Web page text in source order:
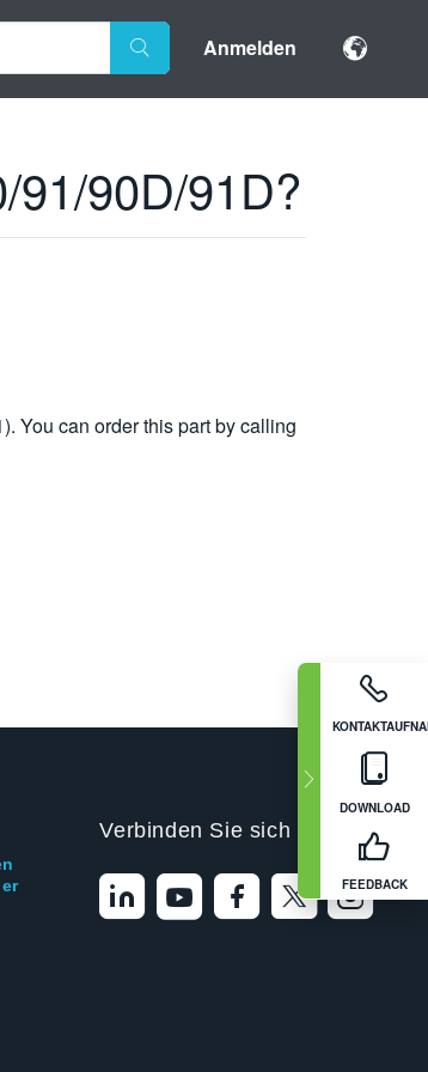
Anmelden
DOWNLOAD
FEEDBACK
91/90D/91D?
You can order this part by calling
Verbinden Sie sich mit uns